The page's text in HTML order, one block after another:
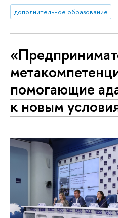
дополнительное образование
помогающие
к новым